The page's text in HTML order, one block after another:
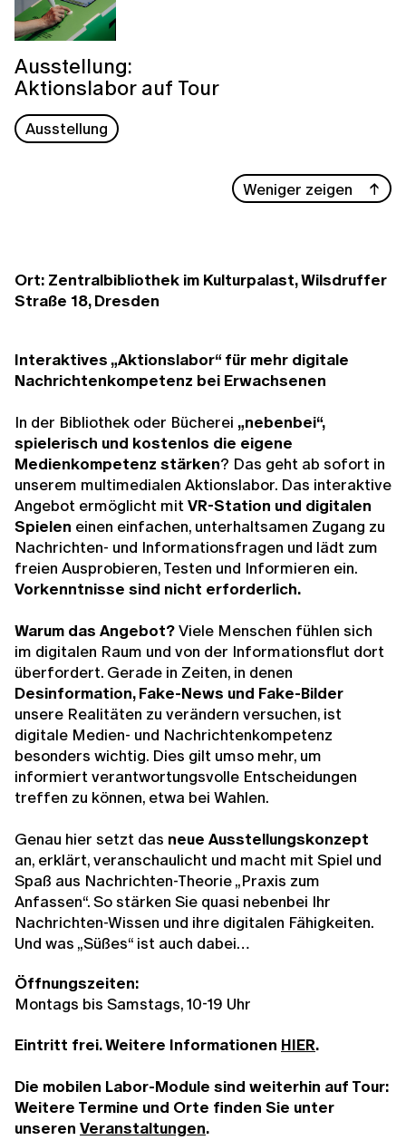
Ausstellung:
Aktionslabor auf Tour
Ausstellung
Weniger zeigen
Ort: Zentralbibliothek im Kulturpalast, Wilsdruffer
Straße 18, Dresden
Interaktives „Aktionslabor“ für mehr digitale
Nachrichtenkompetenz bei Erwachsenen
In der Bibliothek oder Bücherei „nebenbei“,
spielerisch und kostenlos die eigene
Medienkompetenz stärken? Das geht ab sofort in
unserem multimedialen Aktionslabor. Das interaktive
Angebot ermöglicht mitVR-Station und digitalen
Spielen einen einfachen, unterhaltsamen Zugang zu
Nachrichten- und Informationsfragen und lädt zum
freien Ausprobieren, Testen und Informieren ein.
Vorkenntnisse sind nicht erforderlich.
Warum das Angebot?Viele Menschen fühlen sich
im digitalen Raum und von der Informationsflut dort
überfordert. Gerade in Zeiten, in denen
Desinformation, Fake-News und Fake-Bilder
unsere Realitäten zu verändern versuchen, ist
digitale Medien- und Nachrichtenkompetenz
besonders wichtig. Dies gilt umso mehr, um
informiert verantwortungsvolle Entscheidungen
treffen zu können, etwa bei Wahlen.
Genau hier setzt das neue Ausstellungskonzept
an, erklärt, veranschaulicht und macht mit Spiel und
Spaß aus Nachrichten-Theorie „Praxis zum
Anfassen“. So stärken Sie quasi nebenbei Ihr
Nachrichten-Wissen und ihre digitalen Fähigkeiten.
Und was „Süßes“ ist auch dabei…
Öffnungszeiten:
Montags bis Samstags, 10-19 Uhr
Eintritt frei. Weitere Informationen HIER.
Die mobilen Labor-Module sind weiterhin auf Tour:
Weitere Termine und Orte finden Sie unter
unseren Veranstaltungen.